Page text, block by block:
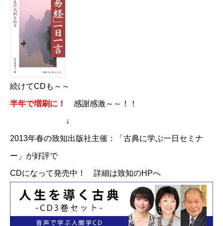
続けてCDも～～
半年で増刷に！ 感謝感激～～！！
↓
2013年春の致知出版社主催：「古典に学ぶ一日セミナ
ー」が好評で
CDになって発売中！ 詳細は致知のHPへ